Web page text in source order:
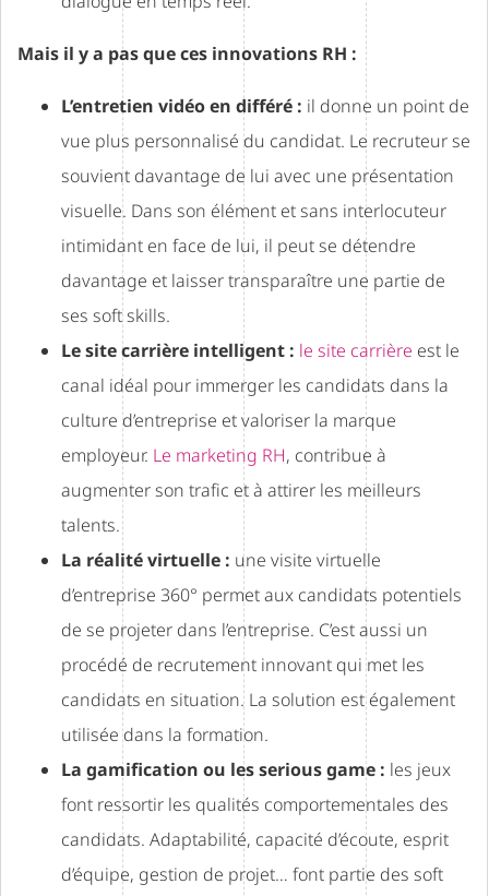
Mais il y a pas que ces innovations RH :
L’entretien vidéo en différé : il donne un point de
vue plus personnalisé du candidat. Le recruteur se
souvient davantage de lui avec une présentation
visuelle. Dans son élément et sans interlocuteur
intimidant en face de lui, il peut se détendre
davantage et laisser transparaître une partie de
ses soft skills.
Le site carrière intelligent : le site carrière est le
canal idéal pour immerger les candidats dans la
culture d’entreprise et valoriser la marque
employeur. Le marketing RH, contribue à
augmenter son trafic et à attirer les meilleurs
talents.
La réalité virtuelle : une visite virtuelle
d’entreprise 360° permet aux candidats potentiels
de se projeter dans l’entreprise. C’est aussi un
procédé de recrutement innovant qui met les
candidats en situation. La solution est également
utilisée dans la formation.
La gamification ou les serious game : les jeux
font ressortir les qualités comportementales des
candidats. Adaptabilité, capacité d’écoute, esprit
d’équipe, gestion de projet… font partie des soft